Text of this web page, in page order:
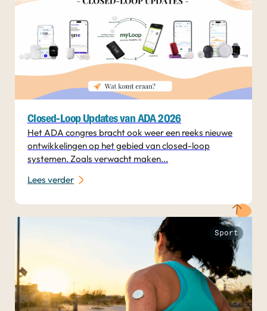
Closed-Loop Updates van ADA 2026
Het ADA congres bracht ook weer een reeks nieuwe
ontwikkelingen op het gebied van closed-loop
systemen. Zoals verwacht maken...
Lees verder
Sport